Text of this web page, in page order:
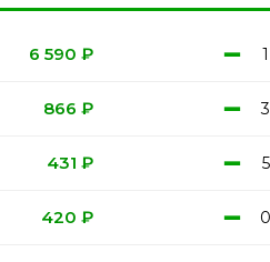
8
6 590 ₽ −
866 ₽ −
431 ₽ −
420 ₽ −